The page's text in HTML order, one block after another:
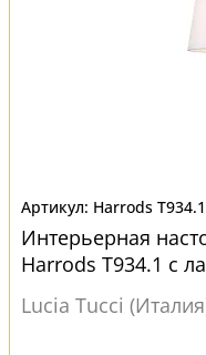
Harrods T934.1
Интерьерная
Harrods T934.1 с
Lucia Tucci